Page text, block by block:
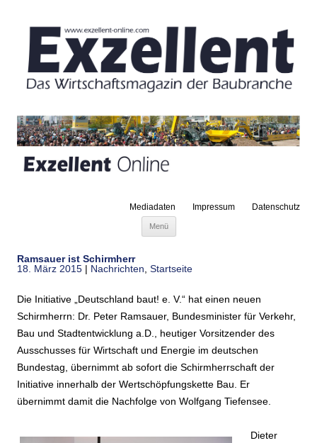
Mediadaten Impressum Datenschutz
Menü
Ramsauer ist Schirmherr
18. März 2015 | Nachrichten Startseite
Die Initiative „Deutschland baut! e. V.“ hat einen neuen
Schirmherrn: Dr. Peter Ramsauer, Bundesminister für Verkehr,
Bau und Stadtentwicklung a.D., heutiger Vorsitzender des
Ausschusses für Wirtschaft und Energie im deutschen
Bundestag, übernimmt ab sofort die Schirmherrschaft der
Initiative innerhalb der Wertschöpfungskette Bau. Er
übernimmt damit die Nachfolge von Wolfgang Tiefensee.
Dieter